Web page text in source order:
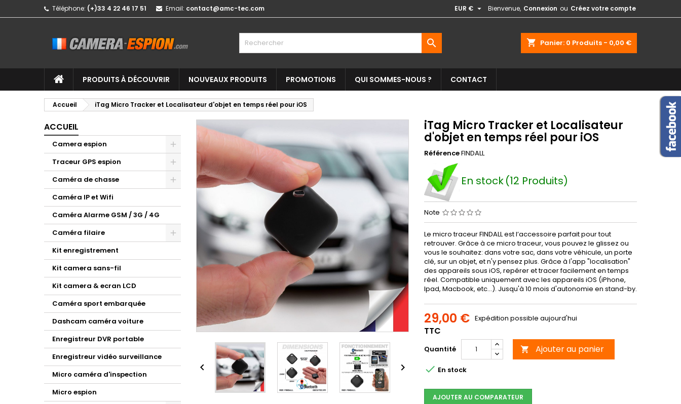
Téléphone: (+)33 4 22 46 17 51 Email: contact@amc-tec.com Bienvenue, Connexion ou Créez votre compte
EUR € 
shopping_cart Panier: 0 Produits - 0,00 €

PRODUITS À DÉCOUVRIR NOUVEAUX PRODUITS PROMOTIONS QUI SOMMES-NOUS ? CONTACT
Accueil iTag Micro Tracker et Localisateur d'objet en temps réel pour iOS
ACCUEIL
Camera espion
Traceur GPS espion
Caméra de chasse
Caméra IP et Wifi
Caméra Alarme GSM / 3G / 4G
Caméra filaire
Kit enregistrement
Kit camera sans-fil
Kit camera & ecran LCD
Caméra sport embarquée
Dashcam caméra voiture
Enregistreur DVR portable
Enregistreur vidéo surveillance
Micro caméra d'inspection
Micro espion
 
iTag Micro Tracker et Localisateur
d'objet en temps réel pour iOS
RéférenceFINDALL
En stock(12 Produits)
Note
Le micro traceur FINDALL est l’accessoire parfait pour tout
retrouver. Grâce à ce micro traceur, vous pouvez le glissez ou
vous le souhaitez: dans votre sac, dans votre véhicule, un porte
clé, sur un objet, et n'y pensez plus. Grâce à l'app "localisation"
des appareils sous iOS, repérer et tracer facilement en temps
réel. Compatible uniquement avec les appareils iOS (iPhone,
Ipad, Macbook, etc...). Jusqu'à 10 mois d'autonomie en stand-by.
29,00 €
TTC
Expédition possible aujourd'hui
Quantité  Ajouter au panier
 En stock
AJOUTER AU COMPARATEUR